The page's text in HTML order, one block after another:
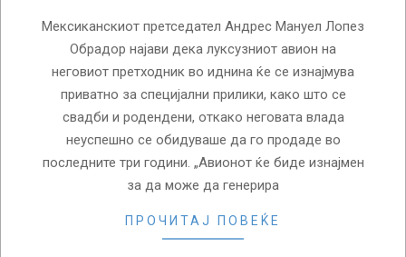
Мексиканскиот претседател Андрес Мануел Лопез
Обрадор најави дека луксузниот авион на
неговиот претходник во иднина ќе се изнајмува
приватно за специјални прилики, како што се
свадби и родендени, откако неговата влада
неуспешно се обидуваше да го продаде во
последните три години. „Авионот ќе биде изнајмен
за да може да генерира
ПРОЧИТАЈ ПОВЕЌЕ